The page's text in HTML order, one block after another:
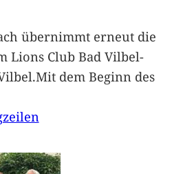
übernimmt erneut die
Lions Club Bad Vilbel-
dem Beginn des